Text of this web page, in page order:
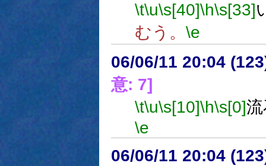
\t\u\s[40]\h\s[33]
むう。 \e
06/06/11 20:04
意: 7]
\t\u\s[10]\h\s[0]
\e
06/06/11 20:04